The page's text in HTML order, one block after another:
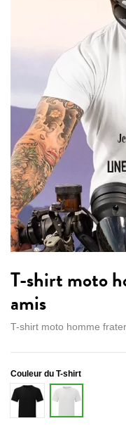
T-shirt moto
amis
T-shirt moto homme
Couleur du T-shirt
Noir
Blanc